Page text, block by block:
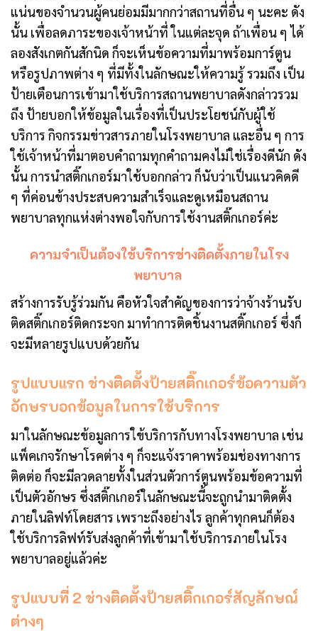
แน่นของจำนวนผู้คนย่อมมีมากกว่าสถานที่อื่น ๆ นะคะ ดัง
นั้น เพื่อลดภาระของเจ้าหน้าที่ ในแต่ละจุด ถ้าเพื่อน ๆ ได้
ลองสังเกตกันสักนิด ก็จะเห็นข้อความที่มาพร้อมการ์ตูน
หรือรูปภาพต่าง ๆ ที่มีทั้งในลักษณะให้ความรู้ รวมถึง เป็น
ป้ายเตือนการเข้ามาใช้บริการสถานพยาบาลดังกล่าวรวม
ถึง ป้ายบอกให้ข้อมูลในเรื่องที่เป็นประโยชน์กับผู้ใช้
บริการ กิจกรรมข่าวสารภายในโรงพยาบาล และอื่น ๆ การ
ใช้เจ้าหน้าที่มาตอบคำถามทุกคำถามคงไม่ใช่เรื่องดีนัก ดัง
นั้น การนำสติ๊กเกอร์มาใช้บอกกล่าว ก็นับว่าเป็นแนวคิดดี
ๆ ที่ค่อนข้างประสบความสำเร็จและดูเหมือนสถาน
พยาบาลทุกแห่งต่างพอใจกับการใช้งานสติ๊กเกอร์ค่ะ
ความจำเป็นต้องใช้บริการช่างติดตั้งภายในโรง
พยาบาล
สร้างการรับรู้ร่วมกัน คือหัวใจสำคัญของการว่าจ้างร้านรับ
ติดสติ๊กเกอร์ติดกระจก มาทำการติดชิ้นงานสติ๊กเกอร์ ซึ่งก็
จะมีหลายรูปแบบด้วยกัน
รูปแบบแรก ช่างติดตั้งป้ายสติ๊กเกอร์ข้อความตัว
อักษรบอกข้อมูลในการใช้บริการ
มาในลักษณะข้อมูลการใข้บริการกับทางโรงพยาบาล เช่น
แพ็คเกจรักษาโรคต่าง ๆ ก็จะแจ้งราคาพร้อมช่องทางการ
ติดต่อ ก็จะมีลวดลายทั้งในส่วนตัวการ์ตูนพร้อมข้อความที่
เป็นตัวอักษร ซึ่งสติ๊กเกอร์ในลักษณะนี้จะถูกนำมาติดตั้ง
ภายในลิฟท์โดยสาร เพราะถึงอย่างไร ลูกค้าทุกคนก็ต้อง
ใช้บริการลิฟท์รับส่งลูกค้าที่เข้ามาใช้บริการภายในโรง
พยาบาลอยู่แล้วค่ะ
รูปแบบที่ 2 ช่างติดตั้งป้ายสติ๊กเกอร์สัญลักษณ์
ต่างๆ